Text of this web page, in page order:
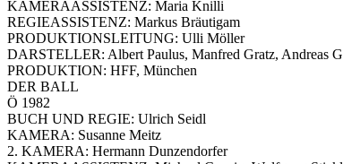
KAMERAASSISTENZ: Maria Knilli
REGIEASSISTENZ: Markus Bräutigam
PRODUKTIONSLEITUNG: Ulli Möller
DARSTELLER: Albert Paulus, Manfred Gratz, Andreas
PRODUKTION: HFF, München
DER BALL
Ö 1982
BUCH UND REGIE: Ulrich Seidl
KAMERA: Susanne Meitz
2. KAMERA: Hermann Dunzendorfer